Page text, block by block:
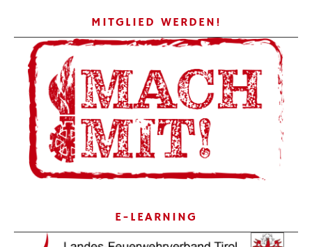
MITGLIED WERDEN!
E-LEARNING